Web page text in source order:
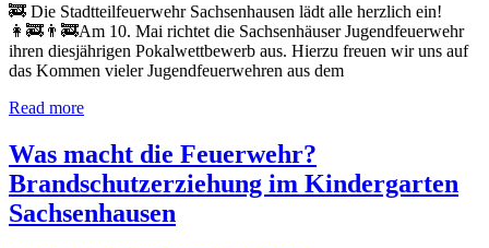
🚒 Die Stadtteilfeuerwehr Sachsenhausen lädt alle herzlich ein!
👩‍🚒👨‍🚒Am 10. Mai richtet die Sachsenhäuser Jugendfeuerwehr
ihren diesjährigen Pokalwettbewerb aus. Hierzu freuen wir uns auf
das Kommen vieler Jugendfeuerwehren aus dem
Read more
Was macht die Feuerwehr?
Brandschutzerziehung im Kindergarten
Sachsenhausen